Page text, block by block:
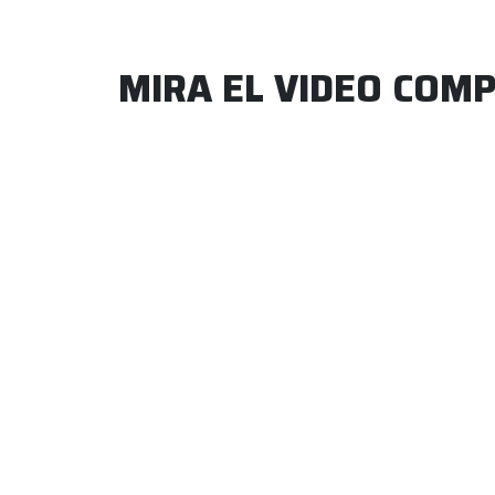
MIRA EL VIDEO